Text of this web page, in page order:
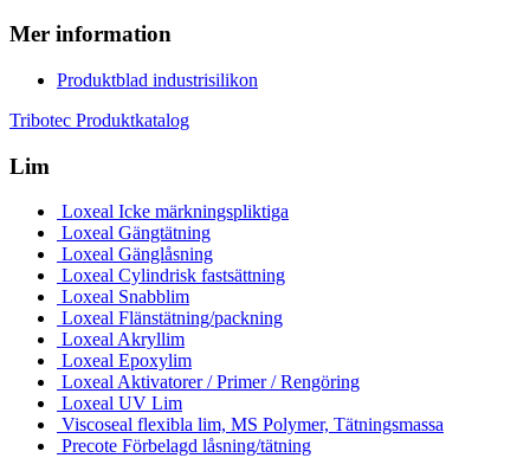
Mer information
Produktblad industrisilikon
Tribotec Produktkatalog
Lim
Loxeal Icke märkningspliktiga
Loxeal Gängtätning
Loxeal Gänglåsning
Loxeal Cylindrisk fastsättning
Loxeal Snabblim
Loxeal Flänstätning/packning
Loxeal Akryllim
Loxeal Epoxylim
Loxeal Aktivatorer / Primer / Rengöring
Loxeal UV Lim
Viscoseal flexibla lim, MS Polymer, Tätningsmassa
Precote Förbelagd låsning/tätning